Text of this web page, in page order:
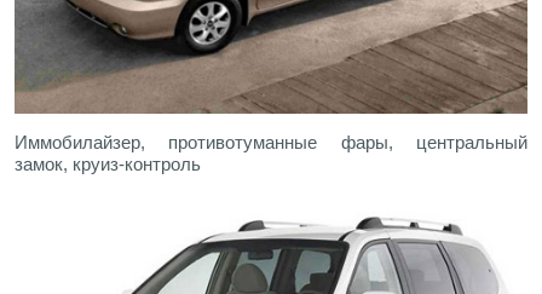
Иммобилайзер, противотуманные фары, центральный
замок, круиз-контроль